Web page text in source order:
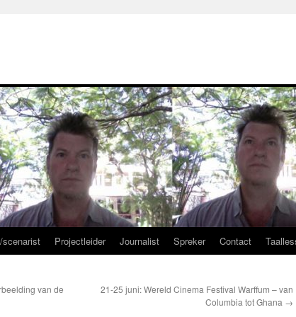
Projectleider Journalist Spreker Contact
van de
21-25 juni: Wereld Cinema Festival Warffum – van
Columbia tot Ghana →